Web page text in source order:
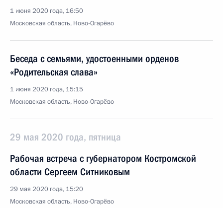
1 июня 2020 года, 16:50
Московская область, Ново-Огарёво
Беседа с семьями, удостоенными орденов
«Родительская слава»
1 июня 2020 года, 15:15
Московская область, Ново-Огарёво
29 мая 2020 года, пятница
Рабочая встреча с губернатором Костромской
области Сергеем Ситниковым
29 мая 2020 года, 15:20
Московская область, Ново-Огарёво